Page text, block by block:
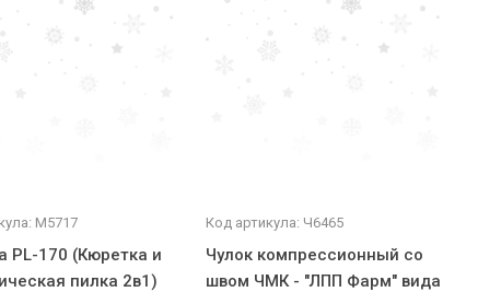
М5717
PL-170 (Кюретка и
пилка 2в1)
Код артикула: Ч6465
Чулок компрессионный со
швом ЧМК - "ЛПП Фарм" вида